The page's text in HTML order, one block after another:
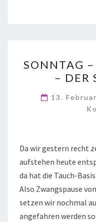
SONNTAG –
– DER
13.
Da wir gestern recht
aufstehen heute
da hat die Tauch-
Also Zwangspause
setzen wir nochmal
angefahren werden